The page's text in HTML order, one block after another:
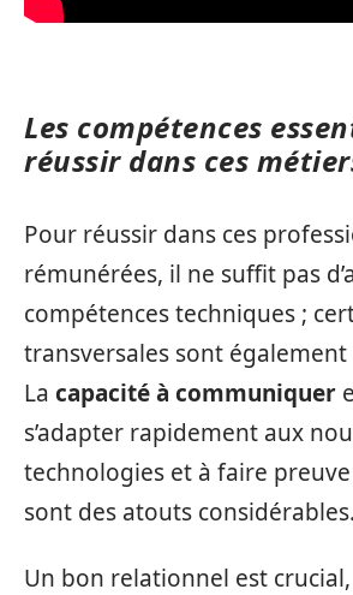
Les compétences
réussir dans ces
Pour réussir dans ces
rémunérées, il ne suffit pas
compétences techniques ;
transversales sont également
La capacité à communiquer
s’adapter rapidement aux
technologies et à faire
sont des atouts considérables.
Un bon relationnel est